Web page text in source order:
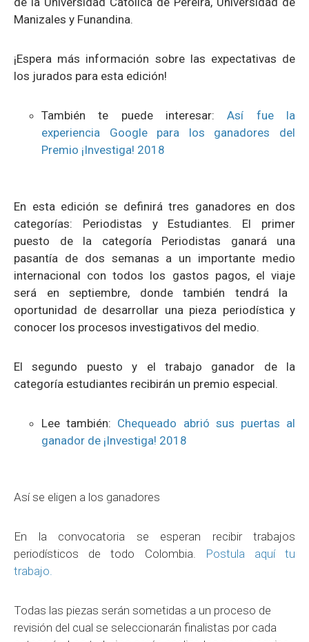
Manizales y Funandina.
¡Espera más información sobre las expectativas de
los jurados para esta edición!
También te puede interesar:Así fue la
experiencia Google para los ganadores del
Premio ¡Investiga! 2018
En esta edición se definirá tres ganadores en dos
categorías: Periodistas y Estudiantes. El primer
puesto de la categoría Periodistas ganará una
pasantía de dos semanas a un importante medio
internacional con todos los gastos pagos, el viaje
será enseptiembre, donde también
tendrá la
oportunidad de desarrollar una pieza periodística y
conocer los procesos investigativos del medio.
El segundo puesto y el trabajo ganador de la
categoría estudiantes recibirán un premio especial.
Lee también: Chequeado abrió sus puertas al
ganador de ¡Investiga! 2018
Así se eligen a los ganadores
En la convocatoria se esperan recibir trabajos
periodísticos de todo Colombia.
Postula aquí tu
trabajo.
Todas las piezas serán sometidas a un proceso de
revisión del cual se seleccionarán finalistas por cada